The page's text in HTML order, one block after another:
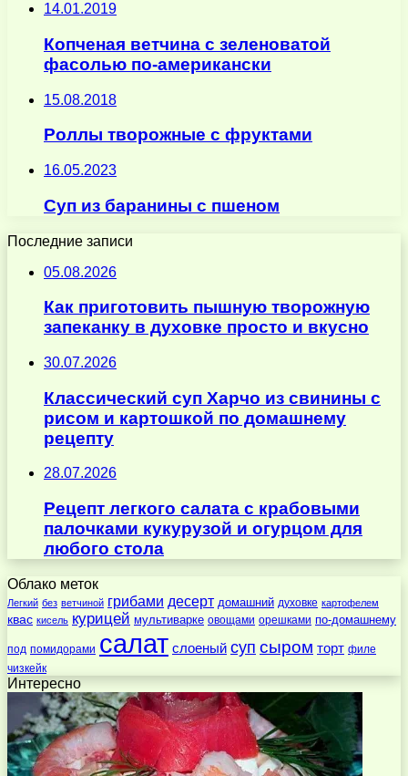
14.01.2019
Копченая ветчина с зеленоватой
фасолью по-американски
15.08.2018
Роллы творожные с фруктами
16.05.2023
Суп из баранины с пшеном
Последние записи
05.08.2026
Как приготовить пышную творожную
запеканку в духовке просто и вкусно
30.07.2026
Классический суп Харчо из свинины с
рисом и картошкой по домашнему
рецепту
28.07.2026
Рецепт легкого салата с крабовыми
палочками кукурузой и огурцом для
любого стола
Облако меток
Легкий без ветчиной грибами десерт домашний духовке картофелем
квас кисель курицей мультиварке овощами орешками по-домашнему
под помидорами салат слоеный суп сыром торт филе
чизкейк
Интересно